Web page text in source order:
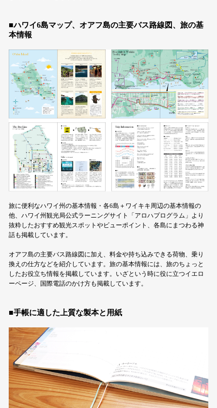
■ハワイ6島マップ、オアフ島の主要バス路線図、旅の基
本情報
旅に便利なハワイ州の基本情報・各6島＋ワイキキ周辺の基本情報の
他、ハワイ州観光局公式ラーニングサイト「アロハプログラム」より
抜粋したおすすめ観光スポットやビューポイント、各島にまつわる神
話も掲載しています。
オアフ島の主要バス路線図に加え、料金や持ち込みできる荷物、乗り
換えの仕方などを紹介しています。旅の基本情報には、旅のちょっと
したお役立ち情報を掲載しています。いざという時に役に立つイエロ
ーページ、国際電話のかけ方も掲載しています。
■手帳に適した上質な製本と用紙